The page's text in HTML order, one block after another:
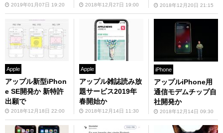
2019年01月07日 19:20 2018年12月27日 19:00 2018年12月20日 21:15
Apple
アップル新型iPhon
e SE開発か 新特許
出願で
2018年12月18日 22:00
Apple
アップル雑誌読み放
題サービス2019年
春開始か
2018年12月14日 11:30
iPhone
アップルiPhone用
通信モデムチップ自
社開発か
2018年12月14日 09:30